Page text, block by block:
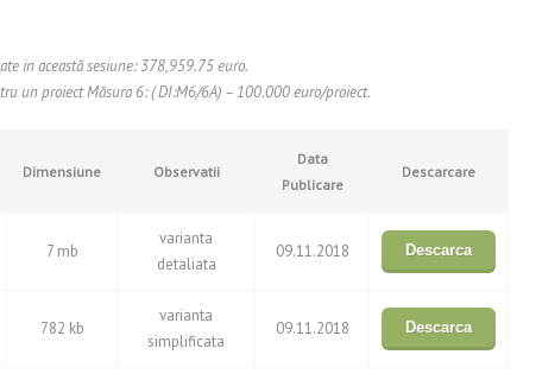
in această sesiune: 378,959.75 euro.
un proiect Măsura 6: ( DI:M6/6A) – 100.000 euro/proiect.
Dimensiune Observatii
Data
Publicare
Descarcare
7 mb
varianta
detaliata
09.11.2018 Descarca
782 kb
varianta
simplificata
09.11.2018 Descarca